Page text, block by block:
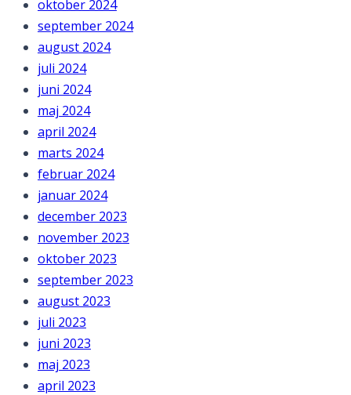
oktober 2024
september 2024
august 2024
juli 2024
juni 2024
maj 2024
april 2024
marts 2024
februar 2024
januar 2024
december 2023
november 2023
oktober 2023
september 2023
august 2023
juli 2023
juni 2023
maj 2023
april 2023